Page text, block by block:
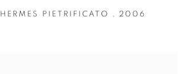
HERMES PIETRIFICATO , 2006